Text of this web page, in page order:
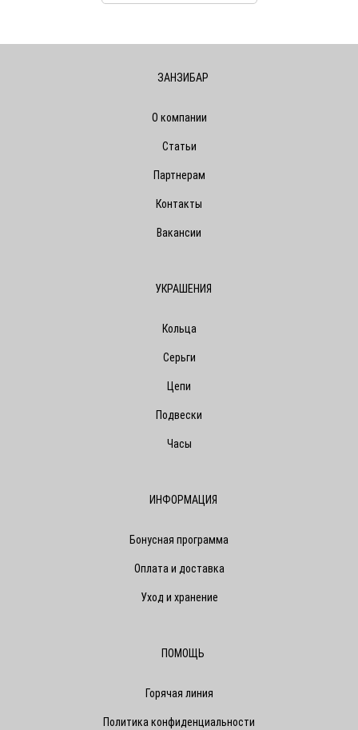
ЗАНЗИБАР
О компании
Статьи
Партнерам
Контакты
Вакансии
УКРАШЕНИЯ
Кольца
Серьги
Цепи
Подвески
Часы
ИНФОРМАЦИЯ
Бонусная программа
Оплата и доставка
Уход и хранение
ПОМОЩЬ
Горячая линия
Политика конфиденциальности